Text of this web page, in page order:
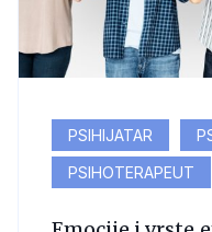
PSIHIJATAR
PSIHOTERAPEUT